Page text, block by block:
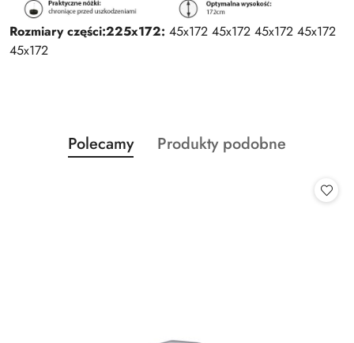
Rozmiary części:225x172: 45x172 45x172 45x172 45x172
45x172
Pomiń karuzelę produktów
Produkty
o
Polecamy
Produkty
Produkty podobne